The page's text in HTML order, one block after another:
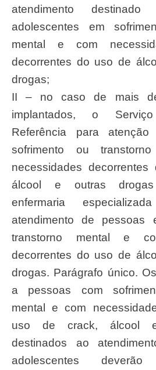
atendimento
adolescentes em
mental e com
decorrentes do uso de
drogas;
II – no caso de mais
implantados, o
Referência para
sofrimento ou
necessidades
álcool e outras
enfermaria
atendimento de pessoas
transtorno mental e
decorrentes do uso de
drogas. Parágrafo único.
a pessoas com
mental e com
uso de crack, álcool
destinados ao
adolescentes